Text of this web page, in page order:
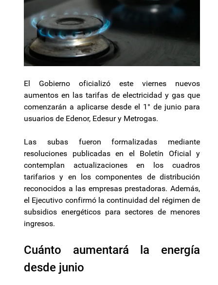
El Gobierno oficializó este viernes nuevos
aumentos en las tarifas de electricidad y gas que
comenzarán a aplicarse desde el 1° de junio para
usuarios de Edenor, Edesur y Metrogas.
Las subas fueron formalizadas mediante
resoluciones publicadas en el Boletín Oficial y
contemplan actualizaciones en los cuadros
tarifarios y en los componentes de distribución
reconocidos a las empresas prestadoras. Además,
el Ejecutivo confirmó la continuidad del régimen de
subsidios energéticos para sectores de menores
ingresos.
Cuánto aumentará la energía
desde junio